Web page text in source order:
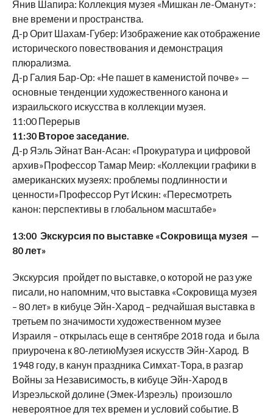
Янив Шапира: Коллекция музея «Мишкан ле-Оманут»:
вне времени и пространства.
Д-р Орит Шахам-Губер: Изображение как отображение
исторического повествования и демонстрация
плюрализма.
Д-р Галия Бар-Ор: «Не пашет в каменистой почве» —
основные тенденции художественного канона и
израильского искусства в коллекции музея.
11:00 Перерыв
11:30 Второе заседание.
Д-р Яэль Эйнат Ван-Асан: «Прокуратура и цифровой
архив»Профессор Тамар Меир: «Коллекции графики в
американских музеях: проблемы подлинности и
ценности»Профессор Рут Искин: «Пересмотреть
канон: перспективы в глобальном масштабе»
13:00 Экскурсия по выставке «Сокровища музея —
80 лет»
Экскурсия пройдет по выставке, о которой не раз уже
писали, но напомним, что выставка «Сокровища музея
– 80 лет» в кибуце Эйн-Харод – редчайшая выставка в
третьем по значимости художественном музее
Израиля – открылась еще в сентябре 2018 года и была
приурочена к 80-летиюМузея искусств Эйн-Харод. В
1948 году, в канун праздника Симхат-Тора, в разгар
Войны за Независимость, в кибуце Эйн-Харод в
Изреэльской долине (Эмек-Изреэль) произошло
невероятное для тех времен и условий событие. В